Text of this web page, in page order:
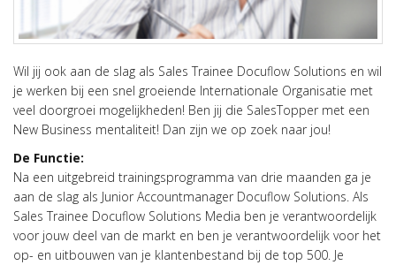
Wil jij ook aan de slag als Sales Trainee Docuflow Solutions en wil
je werken bij een snel groeiende Internationale Organisatie met
veel doorgroei mogelijkheden! Ben jij die SalesTopper met een
New Business mentaliteit! Dan zijn we op zoek naar jou!
De Functie:
Na een uitgebreid trainingsprogramma van drie maanden ga je
aan de slag als Junior Accountmanager Docuflow Solutions. Als
Sales Trainee Docuflow Solutions Media ben je verantwoordelijk
voor jouw deel van de markt en ben je verantwoordelijk voor het
op- en uitbouwen van je klantenbestand bij de top 500. Je